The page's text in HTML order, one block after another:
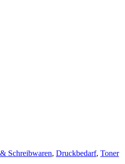
Schreibwaren, Druckbedarf, Toner